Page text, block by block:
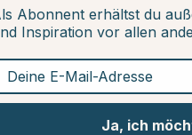
Abonnent erhältst du
Inspiration vor allen
Deine E-Mail-Adresse
Ja, ich